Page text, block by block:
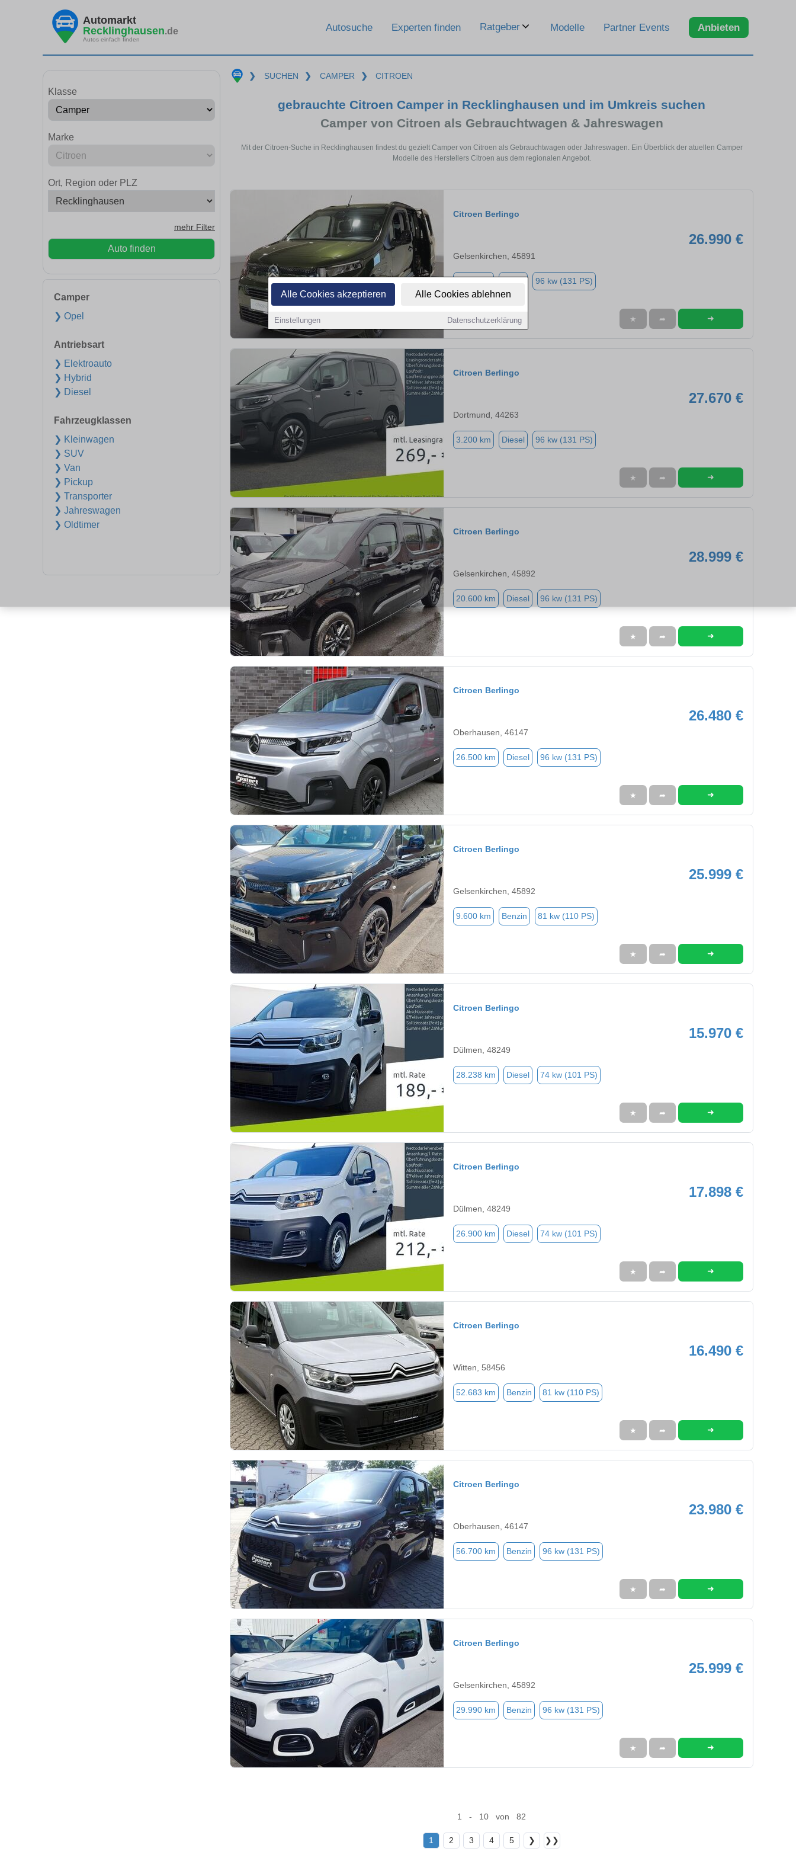
Alle Cookies akzeptieren Alle Cookies ablehnen
Einstellungen Datenschutzerklärung
Automarkt
Recklinghausen.de
Autos einfach finden
Autosuche Experten finden Ratgeber Modelle Partner Events Anbieten
Klasse
Marke
Ort, Region oder PLZ
mehr Filter
Auto finden
Camper
❯ Opel
Antriebsart
❯ Elektroauto
❯ Hybrid
❯ Diesel
Fahrzeugklassen
❯ Kleinwagen
❯ SUV
❯ Van
❯ Pickup
❯ Transporter
❯ Jahreswagen
❯ Oldtimer
❯ SUCHEN ❯ CAMPER ❯ CITROEN
gebrauchte Citroen Camper in Recklinghausen und im Umkreis suchen
Camper von Citroen als Gebrauchtwagen & Jahreswagen
Mit der Citroen-Suche in Recklinghausen findest du gezielt Camper von Citroen als Gebrauchtwagen oder Jahreswagen. Ein Überblick der atuellen Camper
Modelle des Herstellers Citroen aus dem regionalen Angebot.
Citroen Berlingo
26.990 €
Gelsenkirchen, 45891
96 kw (131 PS)
★ ➦ ➜
Citroen Berlingo
27.670 €
Dortmund, 44263
3.200 km Diesel 96 kw (131 PS)
★ ➦ ➜
Citroen Berlingo
28.999 €
Gelsenkirchen, 45892
20.600 km Diesel 96 kw (131 PS)
★ ➦ ➜
Citroen Berlingo
26.480 €
Oberhausen, 46147
26.500 km Diesel 96 kw (131 PS)
★ ➦ ➜
Citroen Berlingo
25.999 €
Gelsenkirchen, 45892
9.600 km Benzin 81 kw (110 PS)
★ ➦ ➜
Citroen Berlingo
15.970 €
Dülmen, 48249
28.238 km Diesel 74 kw (101 PS)
★ ➦ ➜
Citroen Berlingo
17.898 €
Dülmen, 48249
26.900 km Diesel 74 kw (101 PS)
★ ➦ ➜
Citroen Berlingo
16.490 €
Witten, 58456
52.683 km Benzin 81 kw (110 PS)
★ ➦ ➜
Citroen Berlingo
23.980 €
Oberhausen, 46147
56.700 km Benzin 96 kw (131 PS)
★ ➦ ➜
Citroen Berlingo
25.999 €
Gelsenkirchen, 45892
29.990 km Benzin 96 kw (131 PS)
★ ➦ ➜
1 - 10 von 82
1 2 3 4 5 ❯ ❯❯